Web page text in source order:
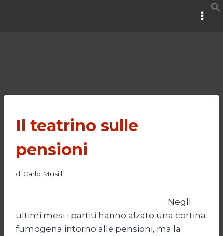
Il teatrino sulle
pensioni
di Carlo Musilli
Negli
ultimi mesi i partiti hanno alzato una cortina
fumogena intorno alle pensioni, ma la